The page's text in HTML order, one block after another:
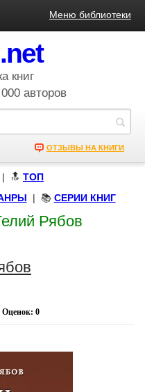
Меню библиотеки
книг
авторов
ОТЗЫВЫ НА КНИГИ
| 🔝 ТОП
| 📚 СЕРИИ КНИГ
Рябов
Оценок: 0